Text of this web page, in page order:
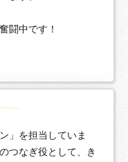
闘中です！
」を担当していま
つなぎ役として、き